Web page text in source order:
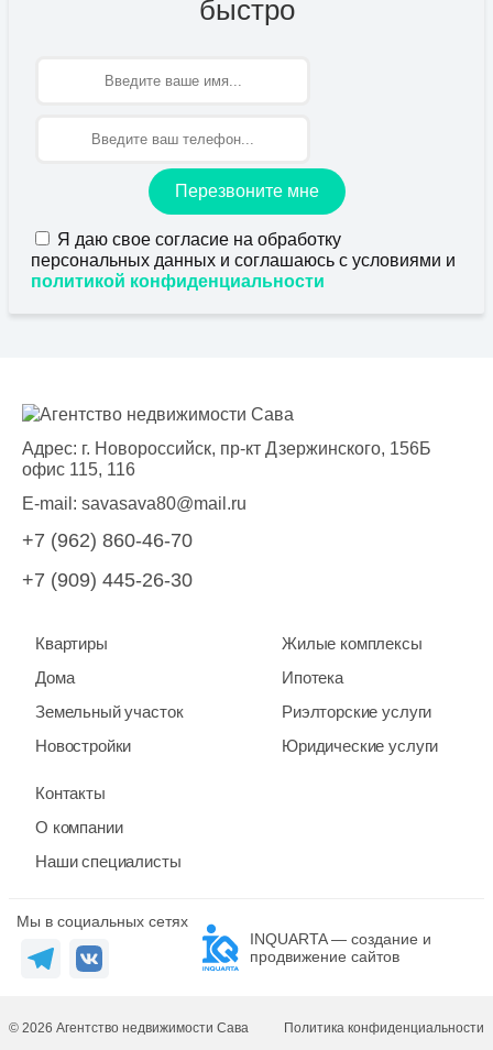
быстро
Перезвоните мне
Я даю свое согласие на обработку
персональных данных и соглашаюсь с условиями и
политикой конфиденциальности
Адрес: г. Новороссийск, пр-кт Дзержинского, 156Б
офис 115, 116
E-mail: savasava80@mail.ru
+7 (962) 860-46-70
+7 (909) 445-26-30
Квартиры
Дома
Земельный участок
Новостройки
Жилые комплексы
Ипотека
Риэлторские услуги
Юридические услуги
Контакты
О компании
Наши специалисты
Мы в социальных сетях
INQUARTA — создание и
продвижение сайтов
© 2026 Агентство недвижимости Сава Политика конфиденциальности